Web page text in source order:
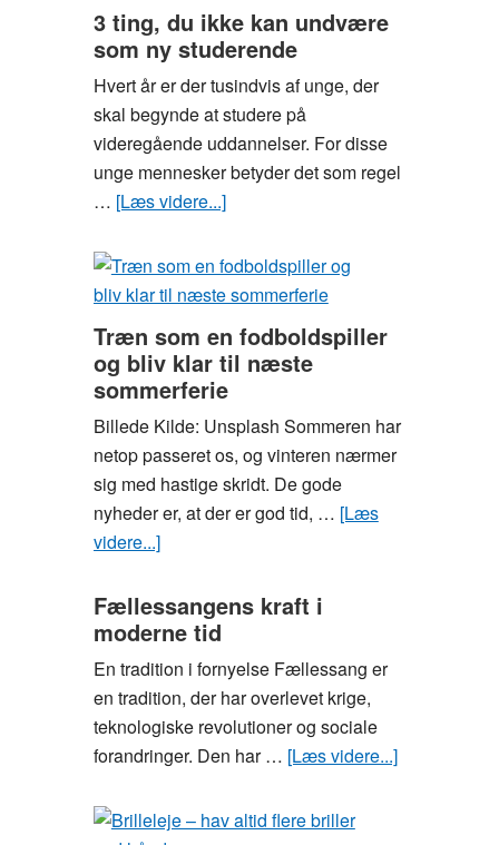
studerende
3 ting, du ikke kan undvære
som ny studerende
Hvert år er der tusindvis af unge, der
skal begynde at studere på
videregående uddannelser. For disse
unge mennesker betyder det som regel
… [Læs videre...]om
ting,
du
kan
undvære
som
ny
studerende
Træn som en fodboldspiller
og bliv klar til næste
sommerferie
Billede Kilde: Unsplash Sommeren har
netop passeret os, og vinteren nærmer
sig med hastige skridt. De gode
nyheder er, at der er god tid, … [Læs
videre...]om
som
en
fodboldspiller
og
bliv
klar
til
sommerferie
Fællessangens kraft i
moderne tid
En tradition i fornyelse Fællessang er
en tradition, der har overlevet krige,
teknologiske revolutioner og sociale
forandringer. Den har … [Læs videre...]om